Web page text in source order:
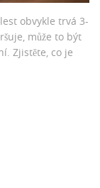
obvykle trvá 3-
může to být
Zjistěte, co je